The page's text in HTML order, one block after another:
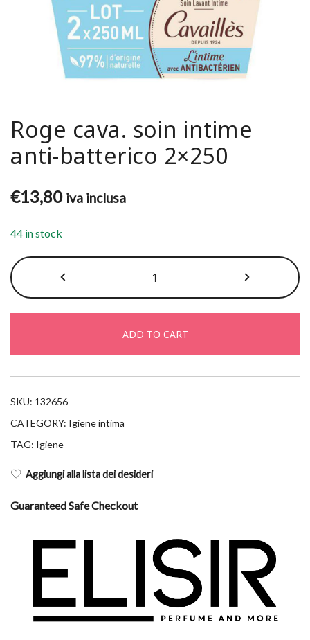
Roge cava. soin intime
anti-batterico 2×250
€13,80 iva inclusa
44 in stock
cava.
soin
anti-
batterico
2x250
ADD TO CART
SKU: 132656
CATEGORY: Igiene intima
TAG: Igiene
Aggiungi alla lista dei desideri
Guaranteed Safe Checkout